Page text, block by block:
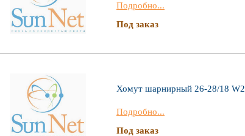
Подробно...
Под заказ
Хомут шарнирный 26-28/18 W2
Подробно...
Под заказ